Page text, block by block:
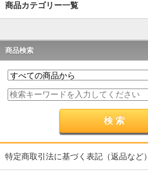
商品カテゴリー一覧
商品検索
特定商取引法に基づく表記（返品など）